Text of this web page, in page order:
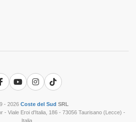
Facebook
YouTubeInstagram
TikTok
- 2026 Coste del Sud SRL
- Viale Eroi d'Italia, 186 - 73056 Taurisano (Lecce) -
Italia